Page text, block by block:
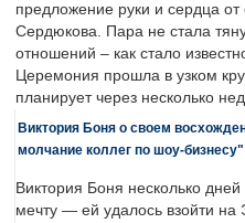
предложение руки и сердца от
Сердюкова. Пара не стала
отношений – как стало
Церемония прошла в узком
планирует через несколько
Виктория Боня о своем
молчание коллег по шоу-бизнесу"
Виктория Боня несколько
мечту — ей удалось взойти на